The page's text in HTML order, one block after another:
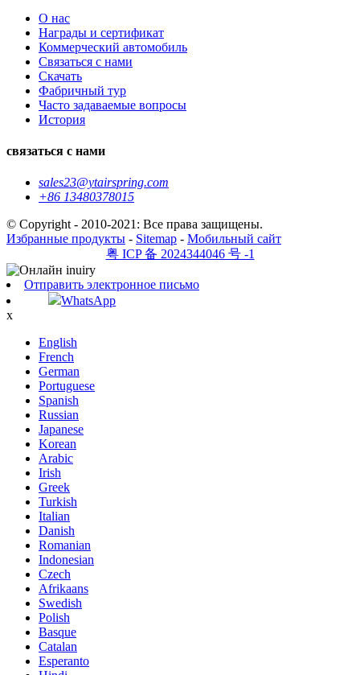
О нас
Награды и сертификат
Коммерческий автомобиль
Связаться с нами
Скачать
Фабричный тур
Часто задаваемые вопросы
История
связаться с нами
sales23@ytairspring.com
+86 13480378015
© Copyright - 2010-2021: Все права защищены.
Избранные продукты - Sitemap - Мобильный сайт
粤 ICP 备 2024344046 号 -1
Отправить электронное письмо
WhatsApp
x
English
French
German
Portuguese
Spanish
Russian
Japanese
Korean
Arabic
Irish
Greek
Turkish
Italian
Danish
Romanian
Indonesian
Czech
Afrikaans
Swedish
Polish
Basque
Catalan
Esperanto